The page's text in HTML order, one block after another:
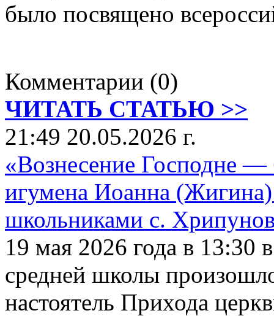
было посвящено
Комментарии (0)
ЧИТАТЬ СТАТЬЮ >>
21:49 20.05.2026 г.
«Вознесение Господне —
игумена Иоанна
школьниками с.
19 мая 2026 года в
средней школы
настоятель Прихода